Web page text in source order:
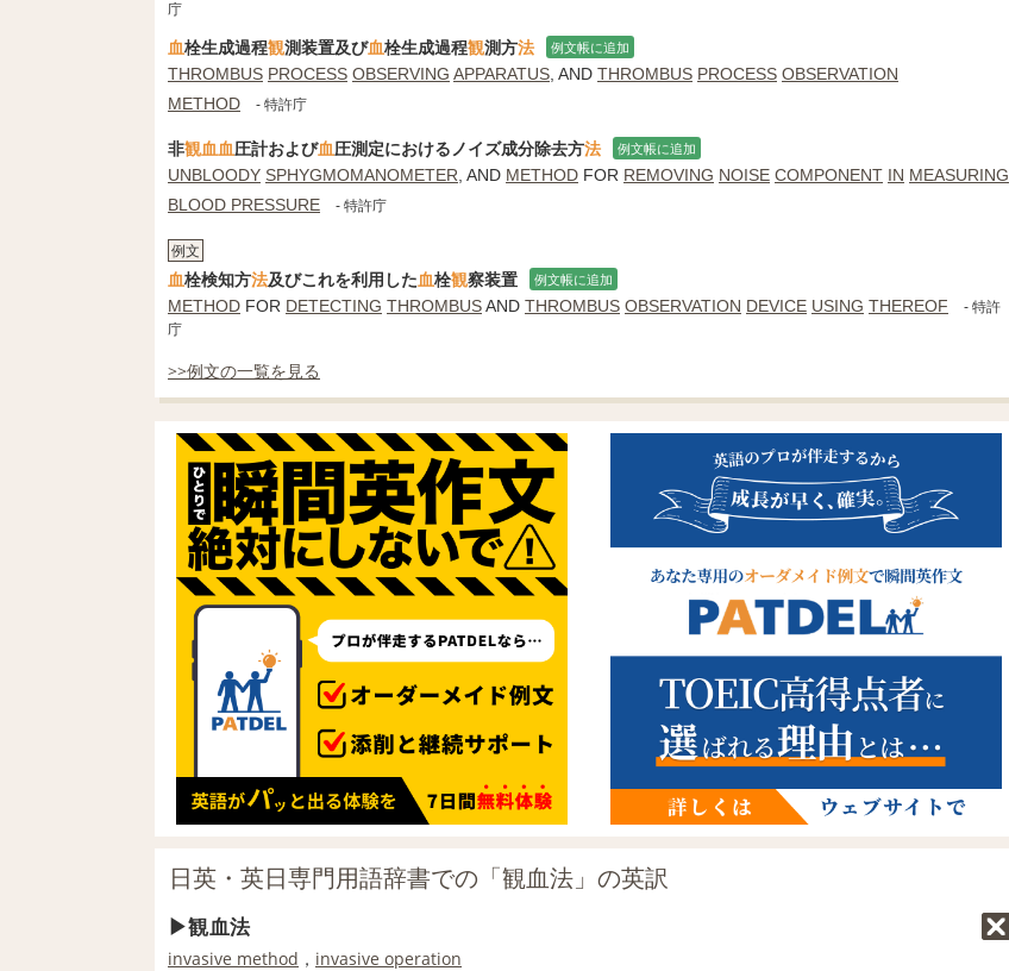
庁
血栓生成過程観測装置及び血栓生成過程観測方法 例文帳に追加
THROMBUS PROCESS OBSERVING APPARATUS , AND THROMBUS PROCESS OBSERVATION
METHOD
- 特許庁
非観血血圧計および血圧測定におけるノイズ成分除去方法 例文帳に追加
UNBLOODY SPHYGMOMANOMETER , AND METHOD FOR REMOVING NOISE COMPONENT IN MEASURING
BLOOD PRESSURE
- 特許庁
例文
血栓検知方法及びこれを利用した血栓観察装置 例文帳に追加
METHOD FOR DETECTING THROMBUSAND THROMBUS OBSERVATION DEVICE USING THEREOF
- 特許
庁
>>例文の一覧を見る
日英・英日専門用語辞書での「観血法」の英訳
観血法
invasive method ， invasive operation